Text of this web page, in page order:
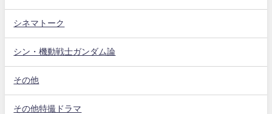
シネマトーク
シン・機動戦士ガンダム論
その他
その他特撮ドラマ